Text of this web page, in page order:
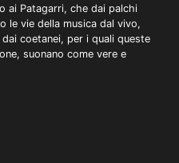
ai Patagarri, che dai palchi
le vie della musica dal vivo,
coetanei, per i quali queste
suonano come vere e